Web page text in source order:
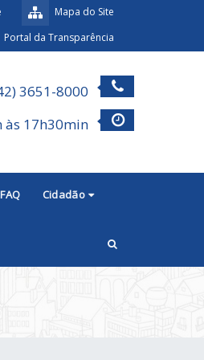
Mapa do Site
Portal da Transparência
3651-8000
às 17h30min
FAQ Cidadão